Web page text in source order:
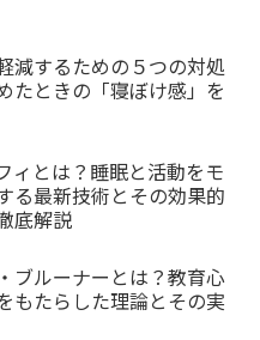
減するための５つの対処
たときの「寝ぼけ感」を
ィとは？睡眠と活動をモ
る最新技術とその効果的
底解説
ブルーナーとは？教育心
もたらした理論とその実